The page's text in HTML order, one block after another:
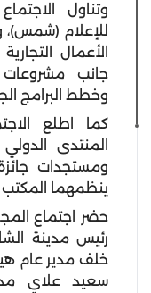
وتناول
للإعلام (شمس)،
الأعمال
جانب مشروعات
وخطط البرامج
كما اطلع
ومستجدات
ينظمهما المكتب
حضر اجتماع
رئيس مدينة
خلف مدير عام
سعيد علاي